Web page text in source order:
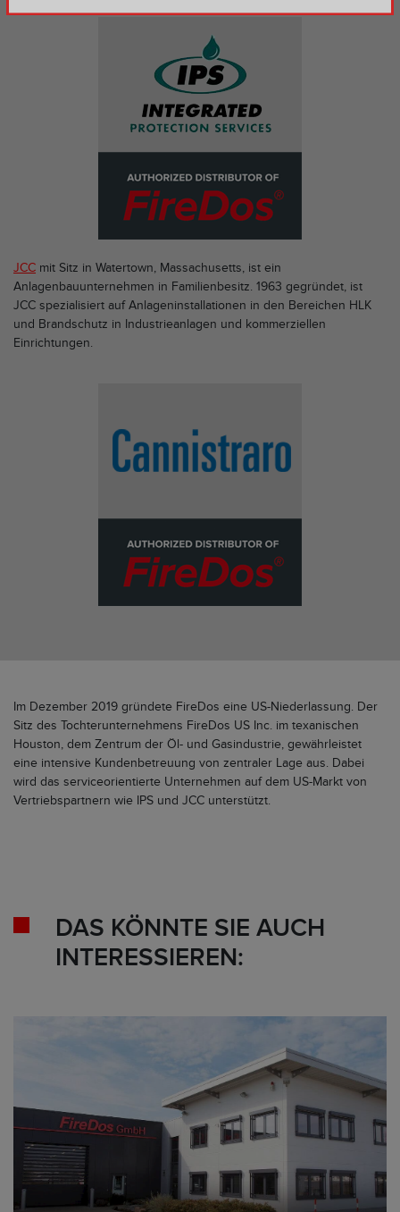
JCC mit Sitz in Watertown, Massachusetts, ist ein
Anlagenbauunternehmen in Familienbesitz. 1963 gegründet, ist
JCC spezialisiert auf Anlageninstallationen in den Bereichen HLK
und Brandschutz in Industrieanlagen und kommerziellen
Einrichtungen.
Im Dezember 2019 gründete FireDos eine US-Niederlassung. Der
Sitz des Tochterunternehmens FireDos US Inc. im texanischen
Houston, dem Zentrum der Öl- und Gasindustrie, gewährleistet
eine intensive Kundenbetreuung von zentraler Lage aus. Dabei
wird das serviceorientierte Unternehmen auf dem US-Markt von
Vertriebspartnern wie IPS und JCC unterstützt.
DAS KÖNNTE SIE AUCH
INTERESSIEREN: